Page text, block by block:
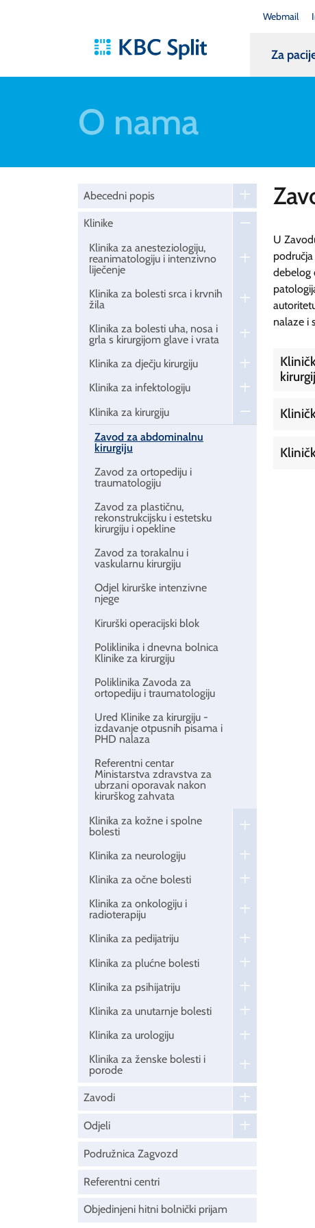
Webmail
Za
O nama
Abecedni popis
Klinike
Klinika za anesteziologiju,
reanimatologiju i intenzivno
liječenje
Klinika za bolesti srca i krvnih
žila
Klinika za bolesti uha, nosa i
grla s kirurgijom glave i vrata
Klinika za dječju kirurgiju
Klinika za infektologiju
Klinika za kirurgiju
Zavod za abdominalnu
kirurgiju
Zavod za ortopediju i
traumatologiju
Zavod za plastičnu,
rekonstrukcijsku i estetsku
kirurgiju i opekline
Zavod za torakalnu i
vaskularnu kirurgiju
Odjel kirurške intenzivne
njege
Kirurški operacijski blok
Poliklinika i dnevna bolnica
Klinike za kirurgiju
Poliklinika Zavoda za
ortopediju i traumatologiju
Ured Klinike za kirurgiju -
izdavanje otpusnih pisama i
PHD nalaza
Referentni centar
Ministarstva zdravstva za
ubrzani oporavak nakon
kirurškog zahvata
Klinika za kožne i spolne
bolesti
Klinika za neurologiju
Klinika za očne bolesti
Klinika za onkologiju i
radioterapiju
Klinika za pedijatriju
Klinika za plućne bolesti
Klinika za psihijatriju
Klinika za unutarnje bolesti
Klinika za urologiju
Klinika za ženske bolesti i
porode
Zavodi
Odjeli
Podružnica Zagvozd
Referentni centri
Objedinjeni hitni bolnički prijam
U
debelog
nalaze i